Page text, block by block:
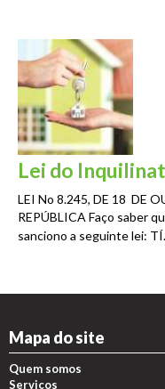
Lei do
LEI No 8.245, DE 18 DE
REPÚBLICA Faço saber
sanciono a seguinte lei:
Mapa do site
Quem somos
Serviços